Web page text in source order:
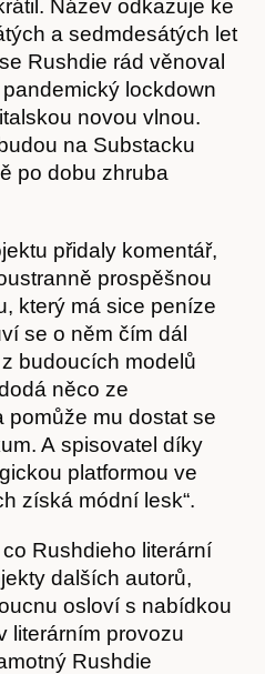
nás
Název odkazuje ke
a sedmdesátých let
Rushdie rád věnoval
lockdown
novou vlnou.
na Substacku
po dobu zhruba
přidaly komentář,
prospěšnou
který má sice peníze
se o něm čím dál
budoucích modelů
něco ze
pomůže mu dostat se
A spisovatel díky
platformou ve
získá módní lesk“.
Rushdieho literární
dalších autorů,
osloví s nabídkou
literárním provozu
Rushdie